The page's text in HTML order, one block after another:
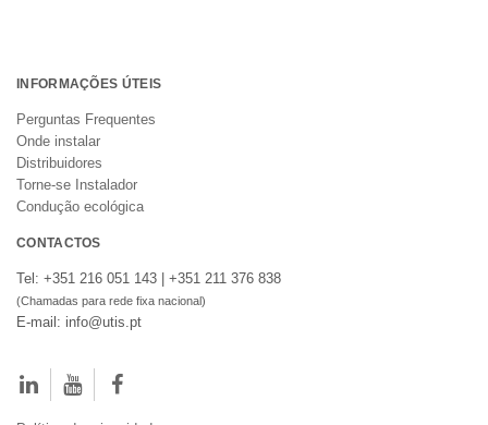
INFORMAÇÕES ÚTEIS
Perguntas Frequentes
Onde instalar
Distribuidores
Torne-se Instalador
Condução ecológica
CONTACTOS
Tel: +351 216 051 143 | +351 211 376 838
(Chamadas para rede fixa nacional)
E-mail: info@utis.pt